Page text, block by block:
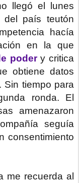
llegó el lunes
del país teutón
hacía
en la que
podery critica
obtiene datos
Sin tiempo para
ronda. El
amenazaron
seguía
consentimiento
me recuerda al